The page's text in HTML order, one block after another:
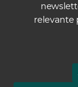
relevante